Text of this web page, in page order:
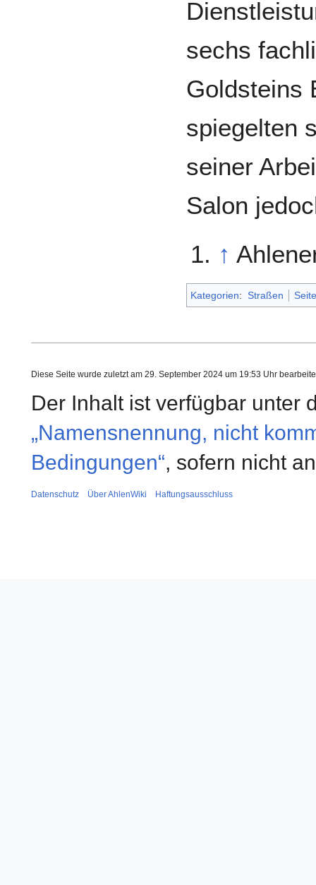
sechs
Goldsteins
spiegelten
seiner
Salon
↑
Kategorien: Straßen
Diese Seite wurde zuletzt am 29. September 2024 um 19:53 Uhr
Der Inhalt ist verfügbar unter
„Namensnennung, nicht
Bedingungen“, sofern nicht
Datenschutz Über AhlenWiki Haftungsausschluss